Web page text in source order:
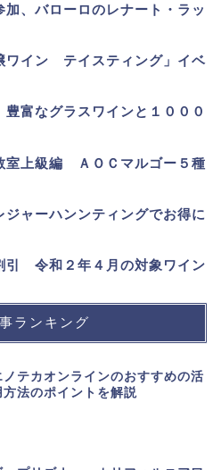
、バローロのレナート・ラッ
ワイン テイスティング」イベ
富なグラスワインと１０００
室上級編 ＡＯＣマルゴー５種
ャーハンンティングでお得に
引 令和２年４月の対象ワイン
ランキング
ノテカオンラインのおすすめの活
方法のポイントを解説